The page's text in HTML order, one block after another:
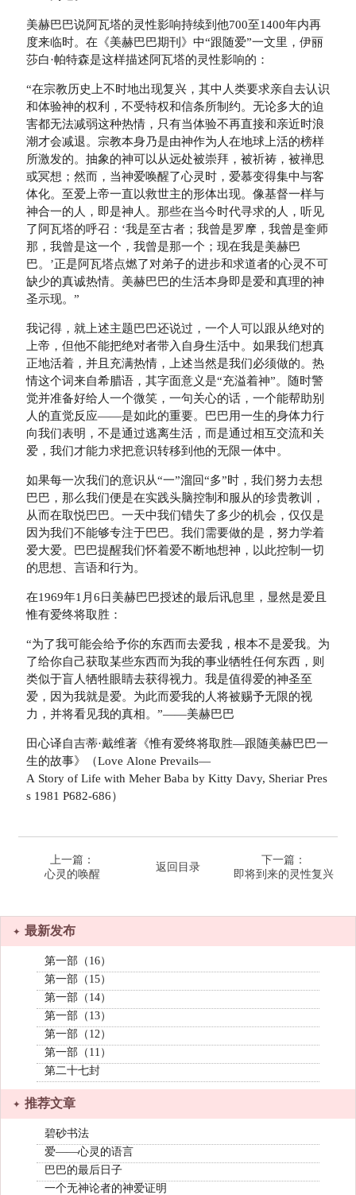
美赫巴巴说阿瓦塔的灵性影响持续到他700至1400年内再
度来临时。在《美赫巴巴期刊》中“跟随爱”一文里，伊丽
莎白·帕特森是这样描述阿瓦塔的灵性影响的：
“在宗教历史上不时地出现复兴，其中人类要求亲自去认识
和体验神的权利，不受特权和信条所制约。无论多大的迫
害都无法减弱这种热情，只有当体验不再直接和亲近时浪
潮才会减退。宗教本身乃是由神作为人在地球上活的榜样
所激发的。抽象的神可以从远处被崇拜，被祈祷，被禅思
或冥想；然而，当神爱唤醒了心灵时，爱慕变得集中与客
体化。至爱上帝一直以救世主的形体出现。像基督一样与
神合一的人，即是神人。那些在当今时代寻求的人，听见
了阿瓦塔的呼召：‘我是至古者；我曾是罗摩，我曾是奎师
那，我曾是这一个，我曾是那一个；现在我是美赫巴
巴。’正是阿瓦塔点燃了对弟子的进步和求道者的心灵不可
缺少的真诚热情。美赫巴巴的生活本身即是爱和真理的神
圣示现。”
我记得，就上述主题巴巴还说过，一个人可以跟从绝对的
上帝，但他不能把绝对者带入自身生活中。如果我们想真
正地活着，并且充满热情，上述当然是我们必须做的。热
情这个词来自希腊语，其字面意义是“充溢着神”。随时警
觉并准备好给人一个微笑，一句关心的话，一个能帮助别
人的直觉反应——是如此的重要。巴巴用一生的身体力行
向我们表明，不是通过逃离生活，而是通过相互交流和关
爱，我们才能力求把意识转移到他的无限一体中。
如果每一次我们的意识从“一”溜回“多”时，我们努力去想
巴巴，那么我们便是在实践头脑控制和服从的珍贵教训，
从而在取悦巴巴。一天中我们错失了多少的机会，仅仅是
因为我们不能够专注于巴巴。我们需要做的是，努力学着
爱大爱。巴巴提醒我们怀着爱不断地想神，以此控制一切
的思想、言语和行为。
在1969年1月6日美赫巴巴授述的最后讯息里，显然是爱且
惟有爱终将取胜：
“为了我可能会给予你的东西而去爱我，根本不是爱我。为
了给你自己获取某些东西而为我的事业牺牲任何东西，则
类似于盲人牺牲眼睛去获得视力。我是值得爱的神圣至
爱，因为我就是爱。为此而爱我的人将被赐予无限的视
力，并将看见我的真相。”——美赫巴巴
田心译自吉蒂·戴维著《惟有爱终将取胜—跟随美赫巴巴一
生的故事》（Love Alone Prevails—
A Story of Life with Meher Baba by Kitty Davy, Sheriar Pres
s 1981 P682-686）
上一篇：
心灵的唤醒
返回目录
下一篇：
即将到来的灵性复兴
最新发布
第一部（16）
第一部（15）
第一部（14）
第一部（13）
第一部（12）
第一部（11）
第二十七封
推荐文章
碧砂书法
爱——心灵的语言
巴巴的最后日子
一个无神论者的神爱证明